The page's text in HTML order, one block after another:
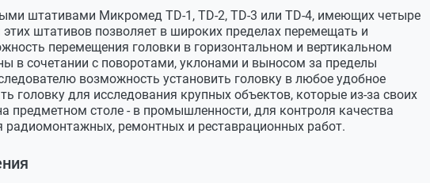
штативами Микромед TD-1, TD-2, TD-3 или TD-4, имеющих четыре
штативов позволяет в широких пределах перемещать и
перемещения головки в горизонтальном и вертикальном
в сочетании с поворотами, уклонами и выносом за пределы
возможность установить головку в любое удобное
головку для исследования крупных объектов, которые из-за своих
предметном столе - в промышленности, для контроля качества
радиомонтажных, ремонтных и реставрационных работ.
по дополнительному заказу
10х…40х
4х